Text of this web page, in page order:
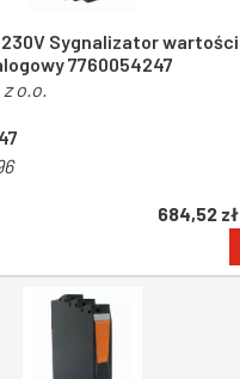
230V Sygnalizator wartości
7760054247
o.o.
684,52 zł